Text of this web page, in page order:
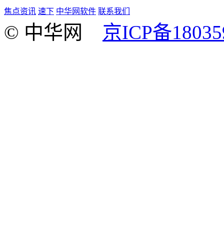
焦点资讯 速下 中华网软件 联系我们
© 中华网 京ICP备